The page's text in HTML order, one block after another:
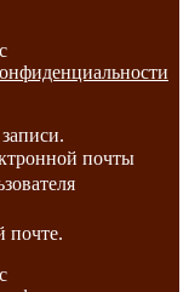
почты
почте.